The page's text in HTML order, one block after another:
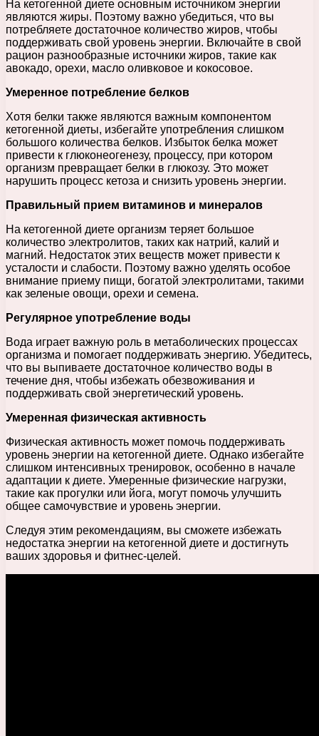
На кетогенной диете основным источником энергии
являются жиры. Поэтому важно убедиться, что вы
потребляете достаточное количество жиров, чтобы
поддерживать свой уровень энергии. Включайте в свой
рацион разнообразные источники жиров, такие как
авокадо, орехи, масло оливковое и кокосовое.
Умеренное потребление белков
Хотя белки также являются важным компонентом
кетогенной диеты, избегайте употребления слишком
большого количества белков. Избыток белка может
привести к глюконеогенезу, процессу, при котором
организм превращает белки в глюкозу. Это может
нарушить процесс кетоза и снизить уровень энергии.
Правильный прием витаминов и минералов
На кетогенной диете организм теряет большое
количество электролитов, таких как натрий, калий и
магний. Недостаток этих веществ может привести к
усталости и слабости. Поэтому важно уделять особое
внимание приему пищи, богатой электролитами, такими
как зеленые овощи, орехи и семена.
Регулярное употребление воды
Вода играет важную роль в метаболических процессах
организма и помогает поддерживать энергию. Убедитесь,
что вы выпиваете достаточное количество воды в
течение дня, чтобы избежать обезвоживания и
поддерживать свой энергетический уровень.
Умеренная физическая активность
Физическая активность может помочь поддерживать
уровень энергии на кетогенной диете. Однако избегайте
слишком интенсивных тренировок, особенно в начале
адаптации к диете. Умеренные физические нагрузки,
такие как прогулки или йога, могут помочь улучшить
общее самочувствие и уровень энергии.
Следуя этим рекомендациям, вы сможете избежать
недостатка энергии на кетогенной диете и достигнуть
ваших здоровья и фитнес-целей.